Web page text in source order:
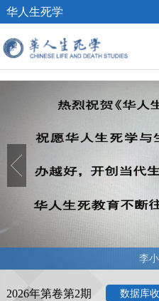
华人生死学
李
2026年第卷第2期 数据库